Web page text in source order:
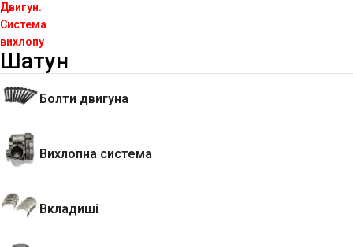
Двигун.
Система
вихлопу
Шатун
Болти двигуна
Вихлопна система
Вкладиші